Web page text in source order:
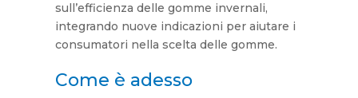
sull’efficienza delle gomme invernali,
integrando nuove indicazioni per aiutare i
consumatori nella scelta delle gomme.
Come è adesso